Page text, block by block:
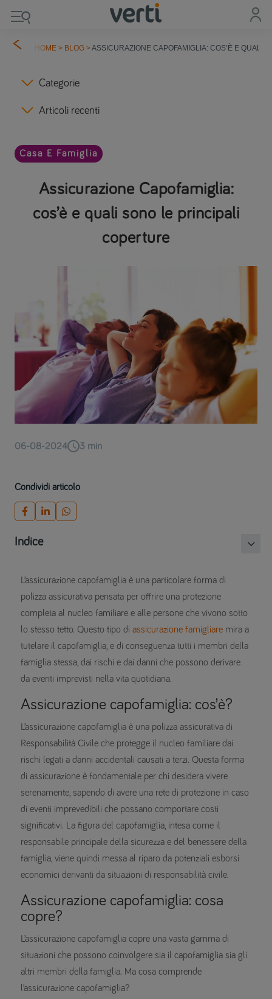
HOME > BLOG >ASSICURAZIONE CAPOFAMIGLIA: COS’È E QUALI
Categorie
Articoli recenti
Assicurazione Capofamiglia:
cos’è e quali sono le principali
coperture
Casa E Famiglia
06-08-2024 3 min
Condividi articolo
Indice
L’assicurazione capofamiglia è una particolare forma di
polizza assicurativa pensata per offrire una protezione
completa al nucleo familiare e alle persone che vivono sotto
lo stesso tetto. Questo tipo di assicurazione famigliare mira a
tutelare il capofamiglia, e di conseguenza tutti i membri della
famiglia stessa, dai rischi e dai danni che possono derivare
da eventi imprevisti nella vita quotidiana.
Assicurazione capofamiglia: cos’è?
L’assicurazione capofamiglia è una polizza assicurativa di
Responsabilità Civile che protegge il nucleo familiare dai
rischi legati a danni accidentali causati a terzi. Questa forma
di assicurazione è fondamentale per chi desidera vivere
serenamente, sapendo di avere una rete di protezione in caso
di eventi imprevedibili che possano comportare costi
significativi. La figura del capofamiglia, intesa come il
responsabile principale della sicurezza e del benessere della
famiglia, viene quindi messa al riparo da potenziali esborsi
economici derivanti da situazioni di responsabilità civile.
Assicurazione capofamiglia: cosa
copre?
L’assicurazione capofamiglia copre una vasta gamma di
situazioni che possono coinvolgere sia il capofamiglia sia gli
altri membri della famiglia. Ma cosa comprende
l’assicurazione capofamiglia?